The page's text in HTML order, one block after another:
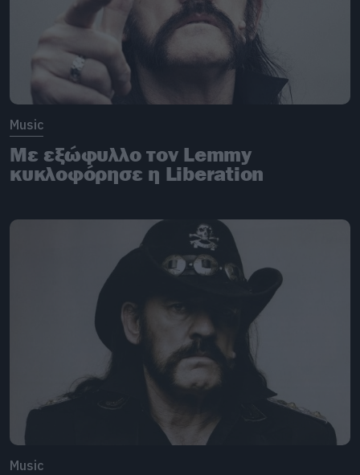
Music
Με εξώφυλλο τον Lemmy
κυκλοφόρησε η Liberation
Music